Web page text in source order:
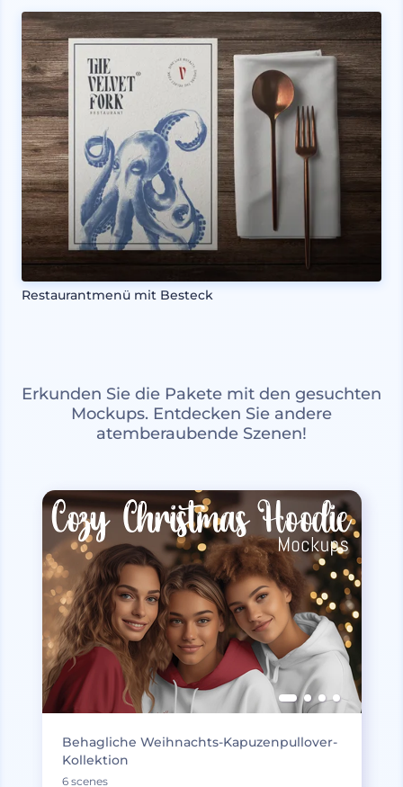
Restaurantmenü mit Besteck
Erkunden Sie die Pakete mit den gesuchten
Mockups. Entdecken Sie andere
atemberaubende Szenen!
Behagliche Weihnachts-Kapuzenpullover-
Kollektion
6 scenes